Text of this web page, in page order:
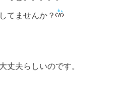
てませんか？
丈夫らしいのです。